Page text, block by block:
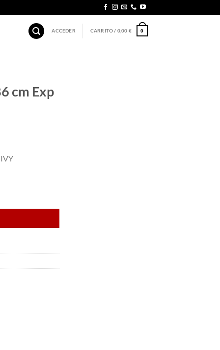
ACCEDER CARRITO / 0,00 € 0
cm Exp